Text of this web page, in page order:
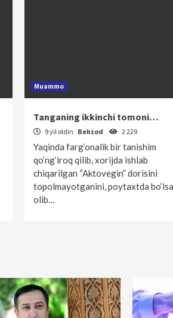
Muammo
Tanganing ikkinchi tomoni…
9 yil oldin Behzod 2 229
Yaqinda farg‘onalik bir tanishim
qo‘ng‘iroq qilib, xorijda ishlab
chiqarilgan “Aktovegin” dorisini
topolmayotganini, poytaxtda
olib…